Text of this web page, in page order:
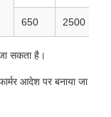
650 2500
सकता है।
आदेश पर बनाया जा